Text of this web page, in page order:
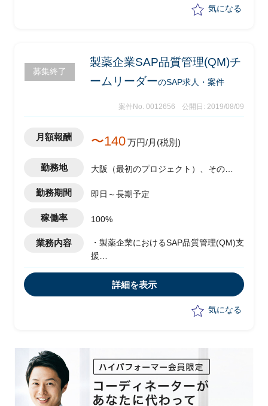
アント側に立ちプロジェクトを推進
・サプライチェーンチームPMO：1名
気になる
募集終了
製薬企業SAP品質管理(QM)チ
ームリーダーのSAP求人・案件
案件No. 0012656 公開日: 2019/08/09
月額報酬 〜140万円/月(税別)
勤務地
大阪（最初のプロジェクト）、その他
勤務期間 即日～長期予定
稼働率 100%
業務内容
・製薬企業におけるSAP品質管理(QM)支
援
・集中型のSAPと現行のビジネスプロセ
ス/法令遵守/要件特定とあるべきビジネ
スプロセス/システム、実装のリーディン
・サポートキーユーザートレーニングと
データ移行
・グローバルテンプレート（グローバル
標準化SAP、グローバル標準のプロセス/
ポリシーの機能カバレッジ）の理解
詳細を表示
気になる